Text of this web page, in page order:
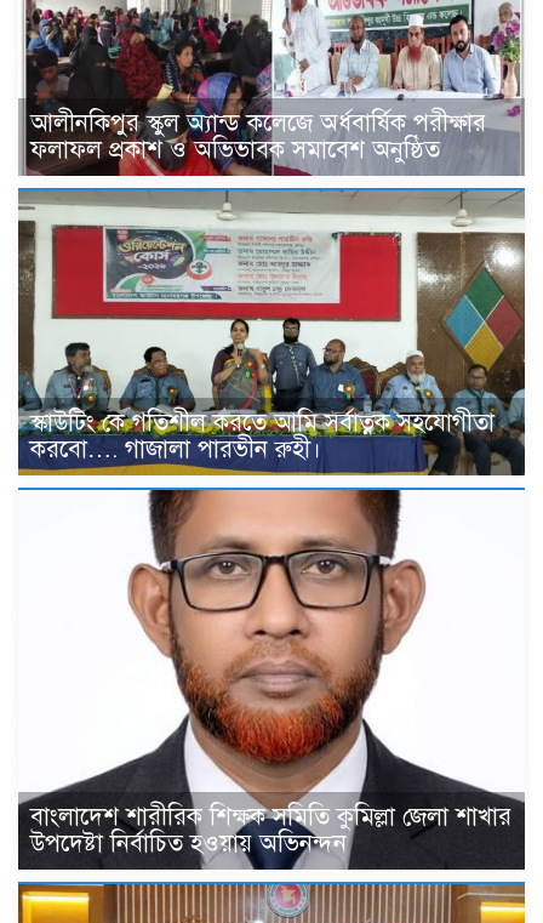
আলীনকিপুর স্কুল অ্যান্ড কলেজে অর্ধবার্ষিক পরীক্ষার
ফলাফল প্রকাশ ও অভিভাবক সমাবেশ অনুষ্ঠিত
স্কাউটিং কে গতিশীল করতে আমি সর্বাত্নক সহযোগীতা
করবো…. গাজালা পারভীন রুহী।
বাংলাদেশ শারীরিক শিক্ষক সমিতি কুমিল্লা জেলা শাখার
উপদেষ্টা নির্বাচিত হওয়ায় অভিনন্দন